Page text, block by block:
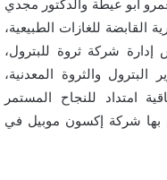
أبو عيطة والدكتور مجدي
للغازات الطبيعية،
شركة ثروة للبترول،
والثروة المعدنية،
امتداد للنجاح المستمر
بها شركة إكسون موبيل في